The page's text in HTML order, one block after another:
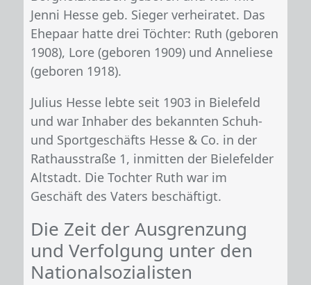
Jenni Hesse geb. Sieger verheiratet. Das
Ehepaar hatte drei Töchter: Ruth (geboren
1908), Lore (geboren 1909) und Anneliese
(geboren 1918).
Julius Hesse lebte seit 1903 in Bielefeld
und war Inhaber des bekannten Schuh-
und Sportgeschäfts Hesse & Co. in der
Rathausstraße 1, inmitten der Bielefelder
Altstadt. Die Tochter Ruth war im
Geschäft des Vaters beschäftigt.
Die Zeit der Ausgrenzung
und Verfolgung unter den
Nationalsozialisten